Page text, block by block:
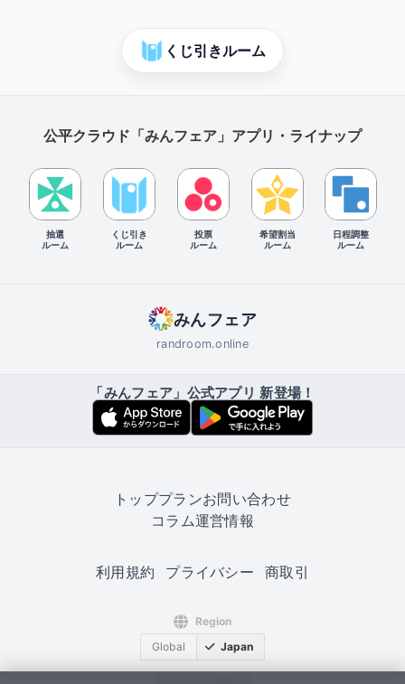
くじ引きルーム
公平クラウド「みんフェア」アプリ・ライナップ
抽選
ルーム
くじ引き
ルーム
投票
ルーム
希望割当
ルーム
日程調整
ルーム
みんフェア
randroom.online
「みんフェア」公式アプリ 新登場！
トッププランお問い合わせ
コラム運営情報
利用規約 プライバシー 商取引
Region
Global
Japan